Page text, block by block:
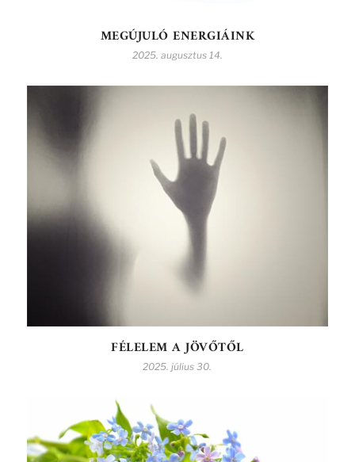
MEGÚJULÓ ENERGIÁINK
2025. augusztus 14.
FÉLELEM A JÖVŐTŐL
2025. július 30.